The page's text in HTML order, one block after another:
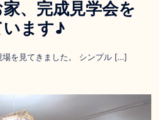
、完成見学会を
ます♪
場を見てきました。 シンプル […]